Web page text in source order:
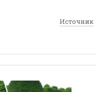
Источник